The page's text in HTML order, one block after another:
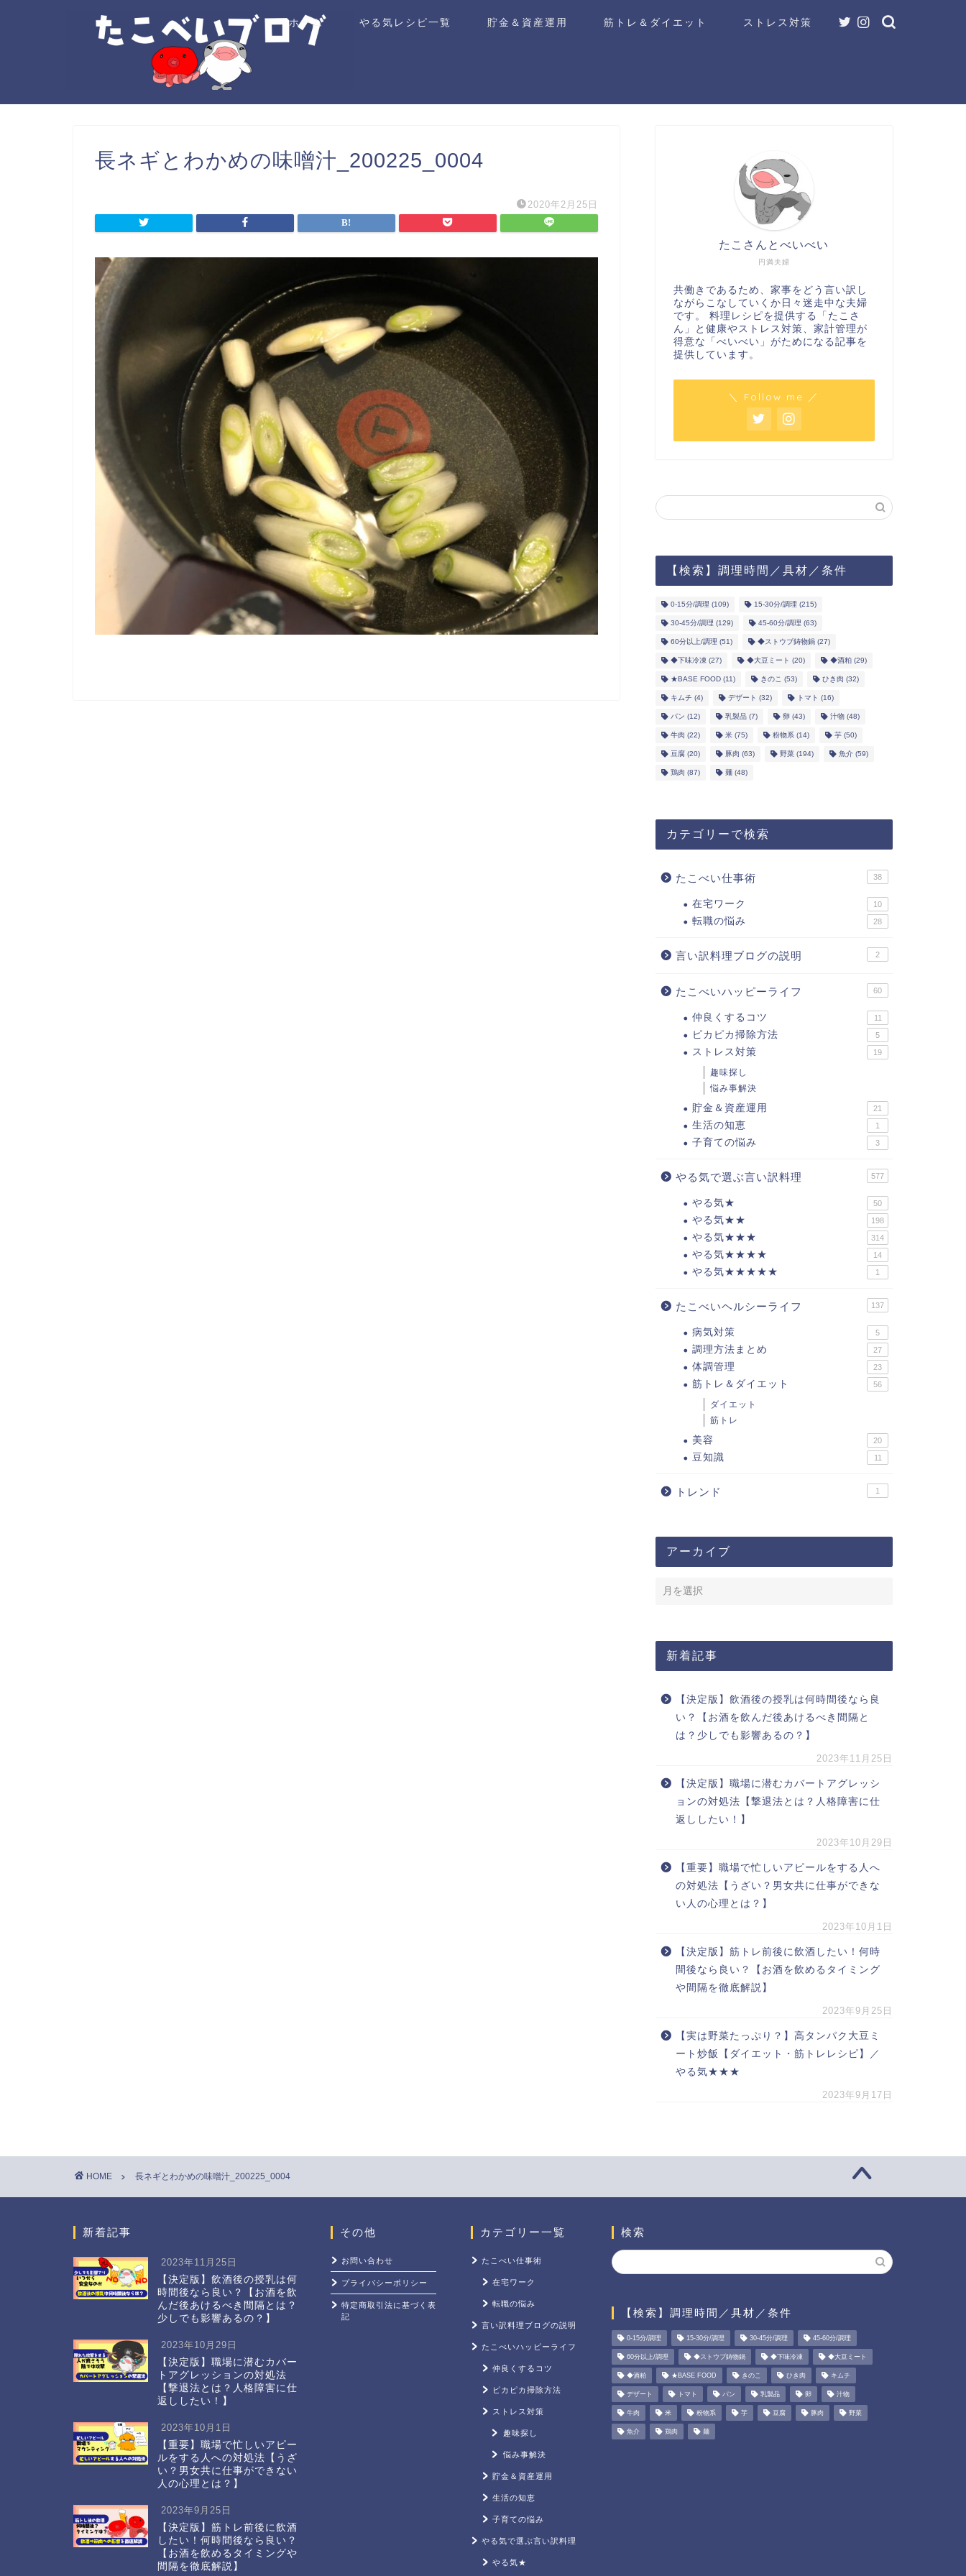
ホーム やる気レシピ一覧 貯金＆資産運用 筋トレ＆ダイエット ストレス対策
長ネギとわかめの味噌汁_200225_0004
2020年2月25日
円満夫婦
たこさんとべいべい
共働きであるため、家事をどう言い訳し
ながらこなしていくか日々迷走中な夫婦
です。 料理レシピを提供する「たこさ
ん」と健康やストレス対策、家計管理が
得意な「べいべい」がためになる記事を
提供しています。
＼ Follow me ／
【検索】調理時間／具材／条件
0-15分/調理 (109) 15-30分/調理 (215)
30-45分/調理 (129) 45-60分/調理 (63)
60分以上/調理 (51) ◆ストウブ鋳物鍋(27)
◆下味冷凍 (27) ◆大豆ミート (20) ◆酒粕(29)
★BASE FOOD(11) きのこ (53) ひき肉 (32)
キムチ (4) デザート (32) トマト (16)
パン (12) 乳製品(7) 卵 (43) 汁物(48)
牛肉 (22) 米(75) 粉物系 (14) 芋(50)
豆腐(20) 豚肉 (63) 野菜(194) 魚介(59)
鶏肉 (87) 麺(48)
カテゴリーで検索
たこべい仕事術 38
在宅ワーク 10
転職の悩み 28
言い訳料理ブログの説明 2
たこべいハッピーライフ 60
仲良くするコツ 11
ピカピカ掃除方法 5
ストレス対策 19
趣味探し
悩み事解決
貯金＆資産運用 21
生活の知恵 1
子育ての悩み 3
やる気で選ぶ言い訳料理 577
やる気★ 50
やる気★★ 198
やる気★★★ 314
やる気★★★★ 14
やる気★★★★★ 1
たこべいヘルシーライフ 137
病気対策 5
調理方法まとめ 27
体調管理 23
筋トレ＆ダイエット 56
ダイエット
筋トレ
美容 20
豆知識 11
トレンド 1
アーカイブ
新着記事
【決定版】飲酒後の授乳は何時間後なら良
い？【お酒を飲んだ後あけるべき間隔と
は？少しでも影響あるの？】
2023年11月25日
【決定版】職場に潜むカバートアグレッシ
ョンの対処法【撃退法とは？人格障害に仕
返ししたい！】
2023年10月29日
【重要】職場で忙しいアピールをする人へ
の対処法【うざい？男女共に仕事ができな
い人の心理とは？】
2023年10月1日
【決定版】筋トレ前後に飲酒したい！何時
間後なら良い？【お酒を飲めるタイミング
や間隔を徹底解説】
2023年9月25日
【実は野菜たっぷり？】高タンパク大豆ミ
ート炒飯【ダイエット・筋トレレシピ】／
やる気★★★
2023年9月17日
HOME 長ネギとわかめの味噌汁_200225_0004
新着記事
2023年11月25日
【決定版】飲酒後の授乳は何
時間後なら良い？【お酒を飲
んだ後あけるべき間隔とは？
少しでも影響あるの？】
2023年10月29日
【決定版】職場に潜むカバー
トアグレッションの対処法
【撃退法とは？人格障害に仕
返ししたい！】
2023年10月1日
【重要】職場で忙しいアピー
ルをする人への対処法【うざ
い？男女共に仕事ができない
人の心理とは？】
2023年9月25日
【決定版】筋トレ前後に飲酒
したい！何時間後なら良い？
【お酒を飲めるタイミングや
間隔を徹底解説】
その他
お問い合わせ
プライバシーポリシー
特定商取引法に基づく表
記
カテゴリー一覧
たこべい仕事術
在宅ワーク
転職の悩み
言い訳料理ブログの説明
たこべいハッピーライフ
仲良くするコツ
ピカピカ掃除方法
ストレス対策
趣味探し
悩み事解決
貯金＆資産運用
生活の知恵
子育ての悩み
やる気で選ぶ言い訳料理
やる気★
検索
【検索】調理時間／具材／条件
0-15分/調理 15-30分/調理 30-45分/調理 45-60分/調理
60分以上/調理 ◆ストウブ鋳物鍋 ◆下味冷凍 ◆大豆ミート
◆酒粕 ★BASE FOOD きのこ ひき肉 キムチ
デザート トマト パン 乳製品 卵 汁物
牛肉 米 粉物系 芋 豆腐 豚肉 野菜
魚介 鶏肉 麺